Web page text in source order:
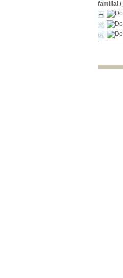
familial /